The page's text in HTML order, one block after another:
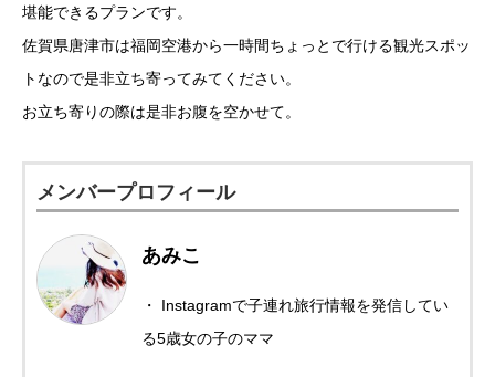
堪能できるプランです。
佐賀県唐津市は福岡空港から一時間ちょっとで行ける観光スポッ
トなので是非立ち寄ってみてください。
お立ち寄りの際は是非お腹を空かせて。
メンバープロフィール
あみこ
・ Instagramで子連れ旅行情報を発信してい
る5歳女の子のママ